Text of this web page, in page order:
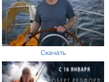
Скачать